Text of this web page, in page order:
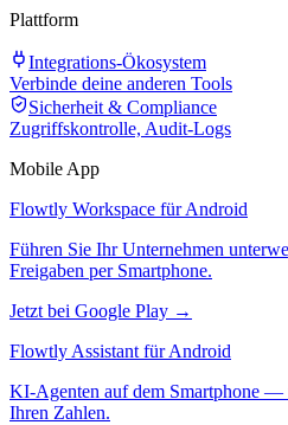
Plattform
Integrations-Ökosystem
Verbinde deine anderen Tools
Sicherheit & Compliance
Zugriffskontrolle, Audit-Logs
Mobile App
Flowtly Workspace für Android
Führen Sie Ihr Unternehmen
Freigaben per Smartphone.
Jetzt bei Google Play →
Flowtly Assistant für Android
KI-Agenten auf dem Smartphone —
Ihren Zahlen.